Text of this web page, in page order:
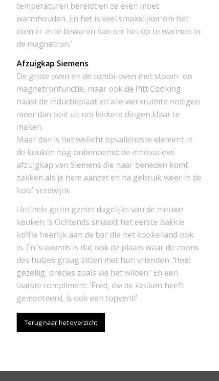
temperaturen bereidt en ze even moet
warmhouden. En het is veel smakelijker om het
eten er in te bewaren dan om het op te warmen in
de magnetron.’
Afzuigkap Siemens
De grote oven en de combi-oven met stoom- en
magnetronfunctie, maar ook de Pitt Cooking
naast de inductieplaat en alle werkruimte nodigen
meer dan ooit uit om lekkere dingen klaar te
maken.
Maar dan is het wellicht opvallendste element in
de keuken nog onbenoemd: de innovatieve
afzuigkap van Siemens die naar beneden komt
zakken als je hem aanzet en na gebruik weer in de
koof verdwijnt.
Het hele gezin geniet dagelijks van de nieuwe
keuken. ’s Ochtends smaakt het eerste bakkie
koffie heerlijk aan de bar die het kookeiland ook
is. En ’s avonds is dat ook de plaats waar de zoons
des huizes graag zitten met hun vrienden. ‘Heel
gezellig, precies zoals we het wilden.’ En een
laatste compliment: ‘Fred, die de keuken heeft
gemonteerd, is ook een topvent!’
Terug naar het overzicht